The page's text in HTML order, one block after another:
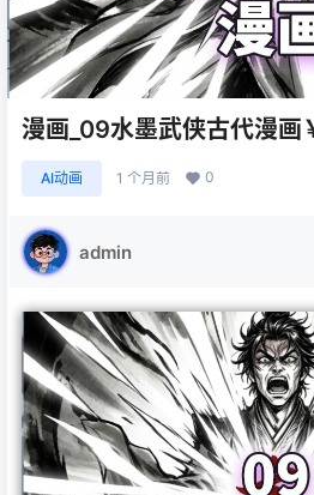
漫画_09水墨武侠古代漫画
AI动画 1 个月前 0
admin